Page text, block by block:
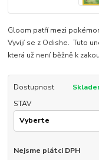
Gloom patří mezi
Vyvíjí se z Odishe. Tuto
která už není běžně k
Dostupnost
STAV
Nejsme plátci DPH